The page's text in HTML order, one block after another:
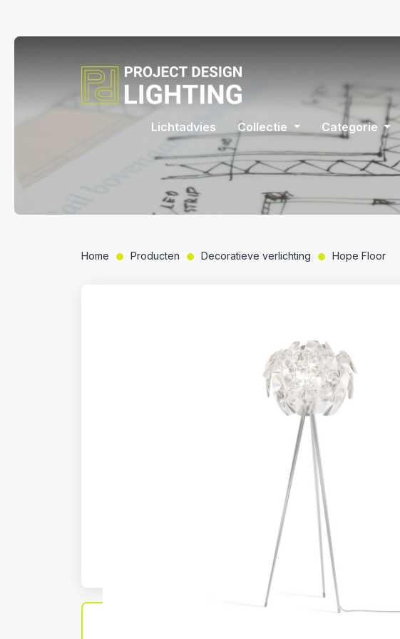
Lichtadvies Collectie Categorie
Home Producten Decoratieve verlichting Hope Floor